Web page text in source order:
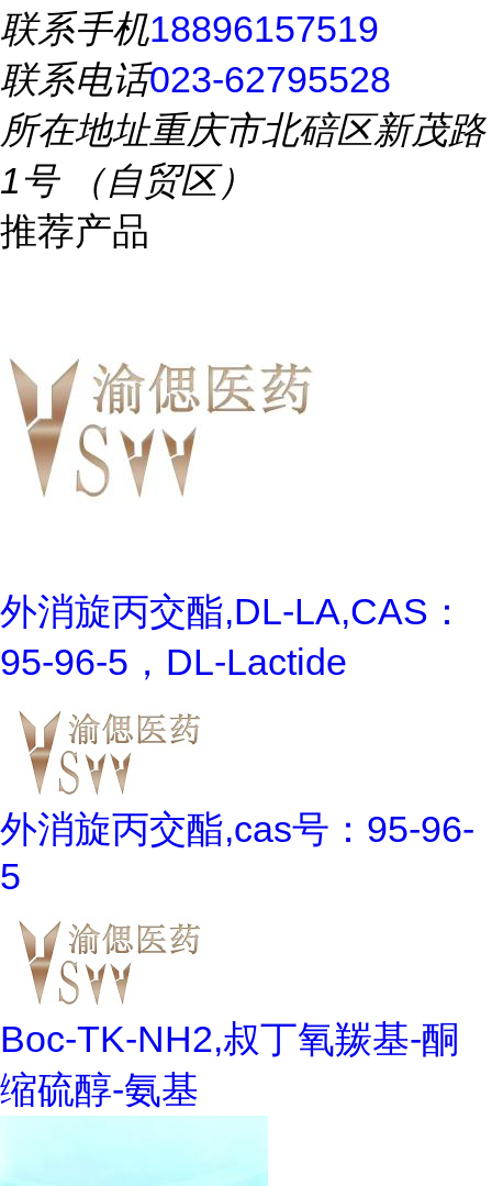
联系手机18896157519
联系电话023-62795528
所在地址重庆市北碚区新茂路
1号 （自贸区）
推荐产品
外消旋丙交酯,DL-LA,CAS：
95-96-5，DL-Lactide
外消旋丙交酯,cas号：95-96-
5
Boc-TK-NH2,叔丁氧羰基-酮
缩硫醇-氨基